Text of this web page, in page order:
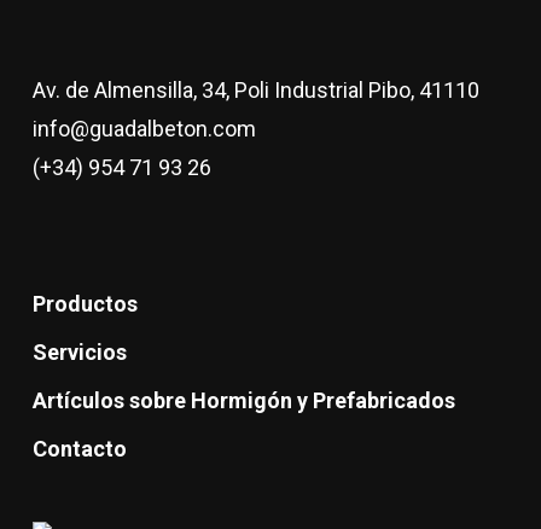
Av. de Almensilla, 34, Poli Industrial Pibo, 41110
info@guadalbeton.com
(+34) 954 71 93 26
Productos
Servicios
Artículos sobre Hormigón y Prefabricados
Contacto